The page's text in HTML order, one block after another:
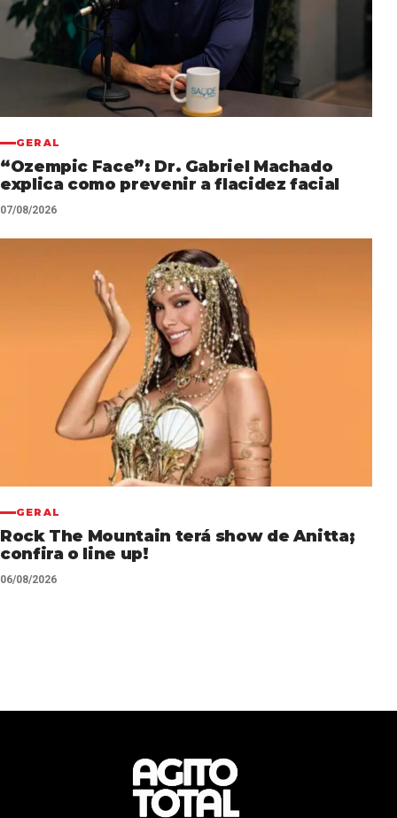
GERAL
“Ozempic Face”: Dr. Gabriel Machado
explica como prevenir a flacidez facial
07/08/2026
GERAL
Rock The Mountain terá show de Anitta;
confira o line up!
06/08/2026